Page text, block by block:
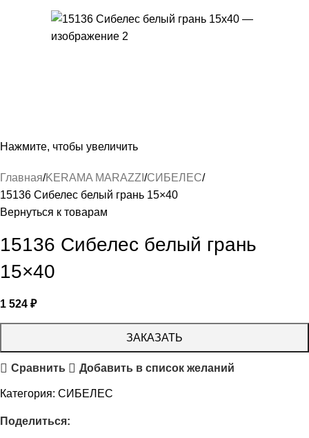
Нажмите, чтобы увеличить
Главная KERAMA MARAZZI СИБЕЛЕС
15136 Сибелес белый грань 15×40
Вернуться к товарам
15136 Сибелес белый грань
15×40
1 524 ₽
ЗАКАЗАТЬ
Сравнить Добавить в список желаний
Категория: СИБЕЛЕС
Поделиться: